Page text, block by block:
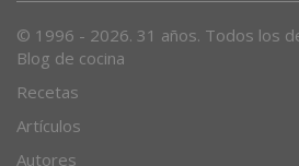
© 1996 - 2026. 31 años. Todos los
Blog de cocina
Recetas
Artículos
Autores